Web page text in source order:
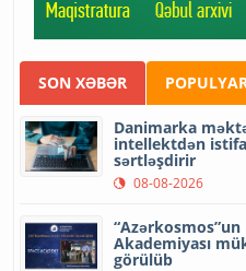
SON XƏBƏR
Danimarka
intellektdən
sərtləşdirir
08-08-2026
“Azərkosmos”un
Akademiyası
görülüb